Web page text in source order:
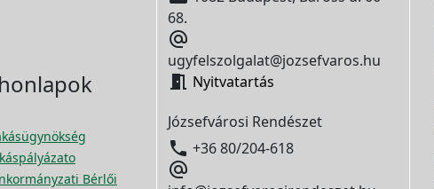
Bérlői
68.

ugyfelszolgalat@jozsefvaros.hu
 Nyitvatartás
Józsefvárosi Rendészet
 +36 80/204-618
